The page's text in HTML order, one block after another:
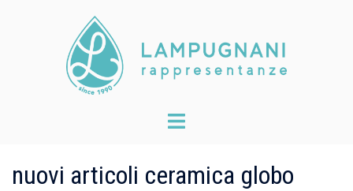
Toggle
nuovi articoli ceramica globo